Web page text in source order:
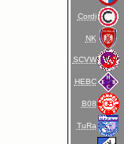
Cordi
NK
SCVW
HEBC
B08
TuRa